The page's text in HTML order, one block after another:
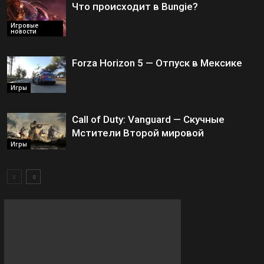
Игровые
новости
Что происходит в Bungie?
Игры
Forza Horizon 5 — Отпуск в Мексике
Игры
Call of Duty: Vanguard — Скучные
Мстители Второй мировой